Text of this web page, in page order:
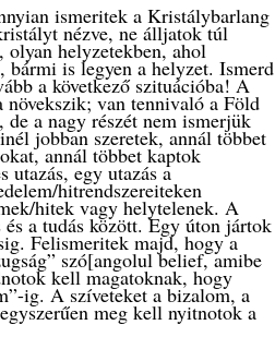
ismeritek a Kristálybarlang
nézve, ne álljatok túl
olyan helyzetekben, ahol
bármi is legyen a helyzet. Ismerd
a következő szituációba! A
növekszik; van tennivaló a Föld
a nagy részét nem ismerjük
jobban szeretek, annál többet
annál többet kaptok
utazás, egy utazás a
hitrendszereiteken
hitek vagy helytelenek. A
a tudás között. Egy úton jártok
Felismeritek majd, hogy a
szó[angolul belief, amibe
kell magatoknak, hogy
ig. A szíveteket a bizalom, a
meg kell nyitnotok a